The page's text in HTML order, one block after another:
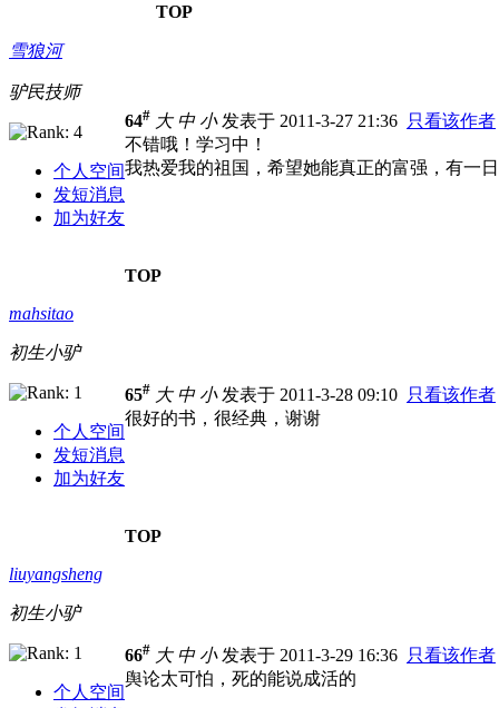
TOP
雪狼河
驴民技师
个人空间
发短消息
加为好友
64# 大 中 小发表于 2011-3-27 21:36 只看该作者
不错哦！学习中！
我热爱我的祖国，希望她能真正的富强，有一
TOP
mahsitao
初生小驴
个人空间
发短消息
加为好友
65# 大 中 小发表于 2011-3-28 09:10 只看该作者
很好的书，很经典，谢谢
TOP
liuyangsheng
初生小驴
个人空间
66# 大 中 小发表于 2011-3-29 16:36 只看该作者
舆论太可怕，死的能说成活的